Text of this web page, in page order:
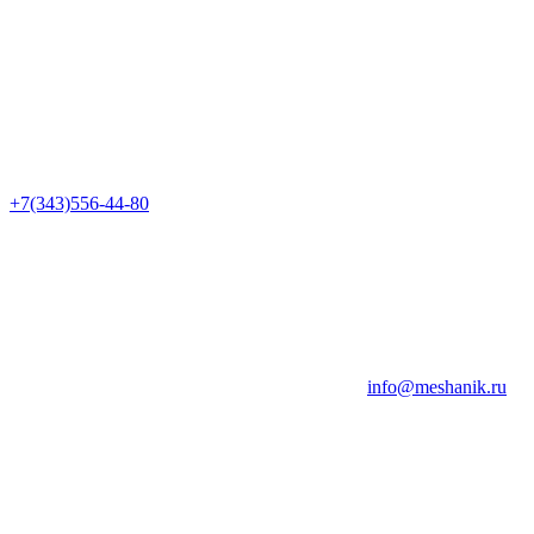
+7(343)556-44-80
info@meshanik.ru